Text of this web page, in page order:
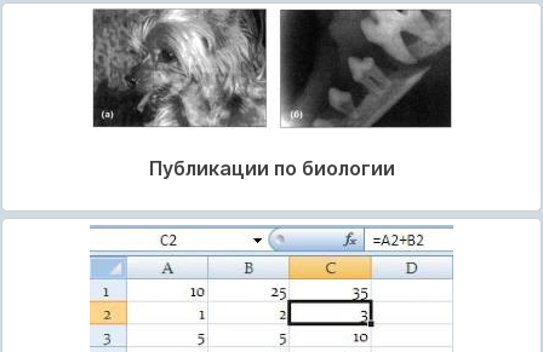
Публикации по биологии